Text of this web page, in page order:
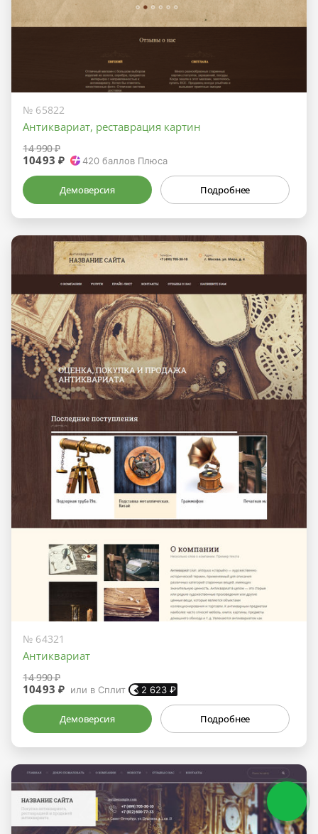
№ 65822
Антиквариат, реставрация картин
14 990 ₽
10493 ₽ 420 баллов Плюса
Демоверсия Подробнее
№ 64321
Антиквариат
14 990 ₽
10493 ₽ или в Сплит 2 623 ₽
Демоверсия Подробнее